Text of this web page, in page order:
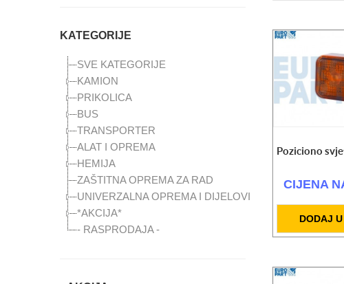
KATEGORIJE
SVE KATEGORIJE
KAMION
PRIKOLICA
BUS
TRANSPORTER
ALAT I OPREMA
HEMIJA
ZAŠTITNA OPREMA ZA RAD
UNIVERZALNA OPREMA I DIJELOVI
*AKCIJA*
- RASPRODAJA -
118.00 KM
Radna lampa X-Spider 2
118.00 KM
Top za gume 25l 10 bara
CIJENA NA UPIT
SET radioničke lampe LED
125.30 KM
Hidraulični radapcigeri 5t / 20t / 50t
CIJENA NA UPIT
SET kolica za alat (prazna) + setovi alata
Poziciono
CIJENA
DODAJ